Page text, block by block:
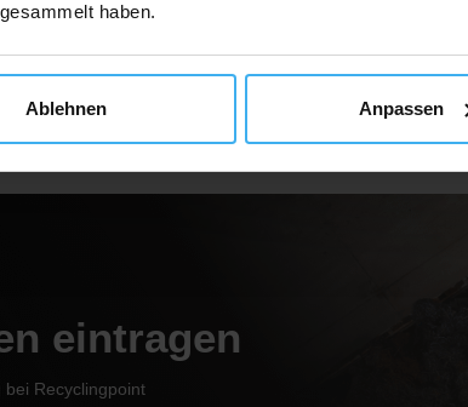
haben.
Ablehnen Anpassen
Für Unternehmen
eintragen
Recyclingpoint